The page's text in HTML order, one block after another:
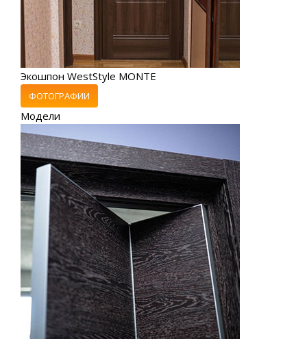
Экошпон WestStyle MONTE
ФОТОГРАФИИ
Модели